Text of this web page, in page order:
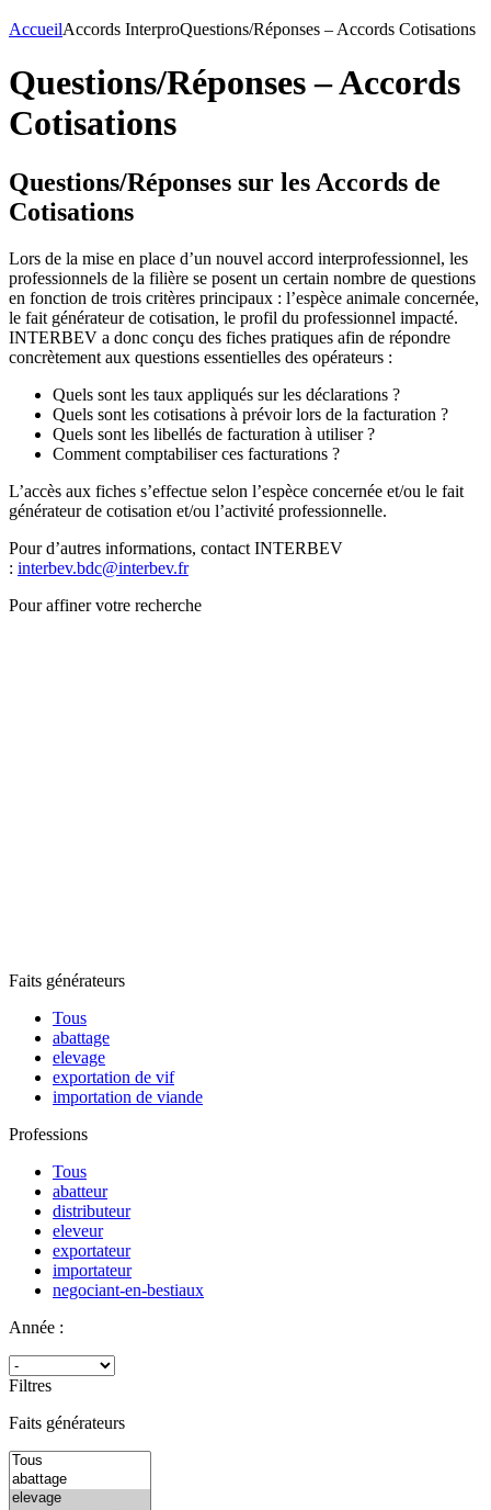
AccueilAccords InterproQuestions/Réponses – Accords Cotisations
Questions/Réponses – Accords
Cotisations
Questions/Réponses sur les Accords de
Cotisations
Lors de la mise en place d’un nouvel accord interprofessionnel, les
professionnels de la filière se posent un certain nombre de questions
en fonction de trois critères principaux : l’espèce animale concernée,
le fait générateur de cotisation, le profil du professionnel impacté.
INTERBEV a donc conçu des fiches pratiques afin de répondre
concrètement aux questions essentielles des opérateurs :
Quels sont les taux appliqués sur les déclarations ?
Quels sont les cotisations à prévoir lors de la facturation ?
Quels sont les libellés de facturation à utiliser ?
Comment comptabiliser ces facturations ?
L’accès aux fiches s’effectue selon l’espèce concernée et/ou le fait
générateur de cotisation et/ou l’activité professionnelle.
Pour d’autres informations, contact INTERBEV
: interbev.bdc@interbev.fr
Pour affiner votre recherche
Faits générateurs
Tous
abattage
elevage
exportation de vif
importation de viande
Professions
Tous
abatteur
distributeur
eleveur
exportateur
importateur
negociant-en-bestiaux
Année :
Filtres
Faits générateurs